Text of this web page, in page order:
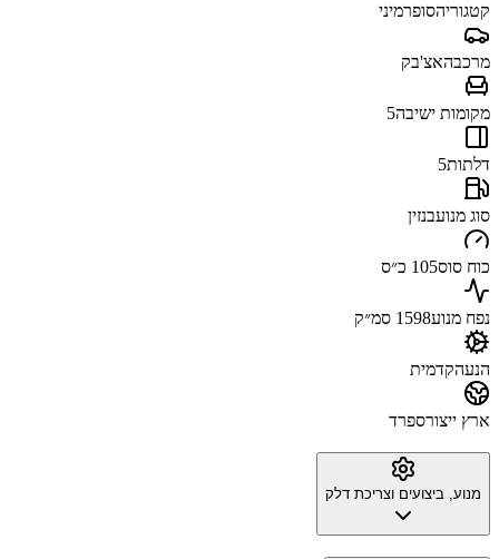
קטגוריהסופרמיני
מרכבהאצ'בק
מקומות ישיבה5
דלתות5
סוג מנועבנזין
כוח סוס105 כ״ס
נפח מנוע1598 סמ״ק
הנעהקדמית
ארץ ייצורספרד
מנוע, ביצועים וצריכת דלק